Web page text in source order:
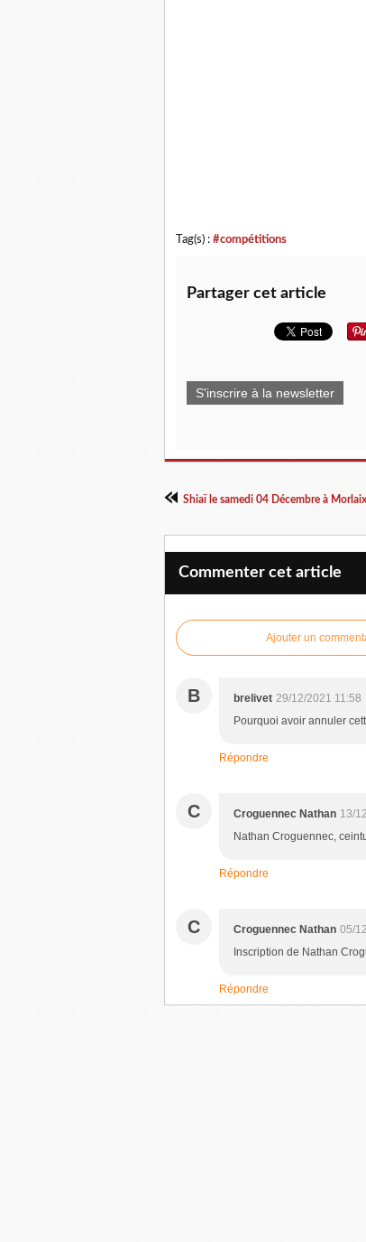
Tag(s) : #compétitions
Partager cet article
S'inscrire à la newsletter
Shiaï le samedi 04 Décembre à Morlaix
Commenter cet article
Ajouter un
B brelivet 29/12/2021 11:58
Pourquoi avoir annuler
Répondre
C Croguennec Nathan 13/
Nathan Croguennec,
Répondre
C Croguennec Nathan 05/
Inscription de Nathan
Répondre